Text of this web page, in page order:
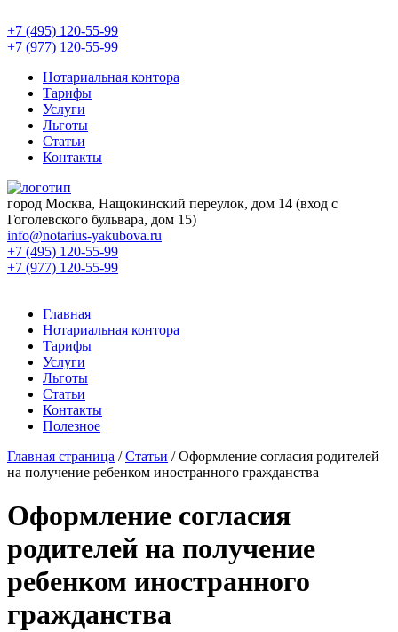
+7 (495) 120-55-99
+7 (977) 120-55-99
Нотариальная контора
Тарифы
Услуги
Льготы
Статьи
Контакты
город Москва, Нащокинский переулок, дом 14 (вход с
Гоголевского бульвара, дом 15)
info@notarius-yakubova.ru
+7 (495) 120-55-99
+7 (977) 120-55-99
Главная
Нотариальная контора
Тарифы
Услуги
Льготы
Статьи
Контакты
Полезное
Главная страница / Статьи / Оформление согласия родителей
на получение ребенком иностранного гражданства
Оформление согласия
родителей на получение
ребенком иностранного
гражданства